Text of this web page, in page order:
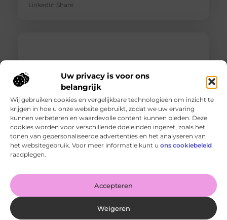
Uw privacy is voor ons
belangrijk
Wij gebruiken cookies en vergelijkbare technologieën om inzicht te
krijgen in hoe u onze website gebruikt, zodat we uw ervaring
kunnen verbeteren en waardevolle content kunnen bieden. Deze
cookies worden voor verschillende doeleinden ingezet, zoals het
tonen van gepersonaliseerde advertenties en het analyseren van
het websitegebruik. Voor meer informatie kunt u ons cookiebeleid
raadplegen.
Accepteren
Weigeren
LinkedIn Share
Wanneer schakel je een glaszetter in en wat kun je van
hem verwachten?
Goed artikel? Deel hem dan op: Share on X (Twitter)